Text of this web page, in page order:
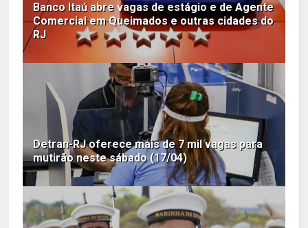
Banco Itaú abre vagas de estágio e de Agente
Comercial em Queimados e outras cidades do
RJ
Detran-RJ oferece mais de 7 mil vagas para
mutirão neste sábado (17/04)